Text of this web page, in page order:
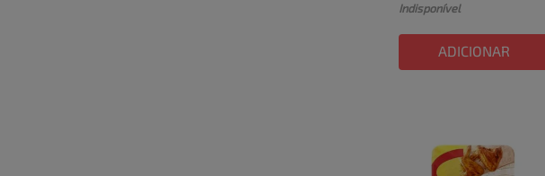
Indisponível
ADICIONAR